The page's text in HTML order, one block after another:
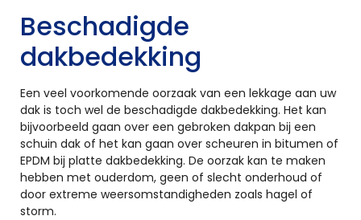
Beschadigde
dakbedekking
Een veel voorkomende oorzaak van een lekkage aan uw
dak is toch wel de beschadigde dakbedekking. Het kan
bijvoorbeeld gaan over een gebroken dakpan bij een
schuin dak of het kan gaan over scheuren in bitumen of
EPDM bij platte dakbedekking. De oorzak kan te maken
hebben met ouderdom, geen of slecht onderhoud of
door extreme weersomstandigheden zoals hagel of
storm.